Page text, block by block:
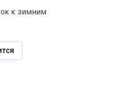
к зимним